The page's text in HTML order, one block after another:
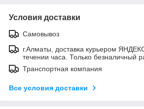
Условия доставки
Самовывоз
г.Алматы, доставка курьером
течении часа. Только безналичный
Транспортная компания
Все условия доставки